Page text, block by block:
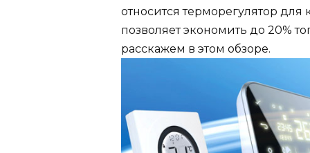
относится терморегулятор для
позволяет экономить до 20%
расскажем в этом обзоре.